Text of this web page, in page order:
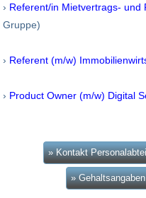
› Referent/in Mietvertrags- und
Gruppe)
› Referent (m/w)
› Product Owner (m/w) Digital
» Kontakt
» Gehaltsangaben